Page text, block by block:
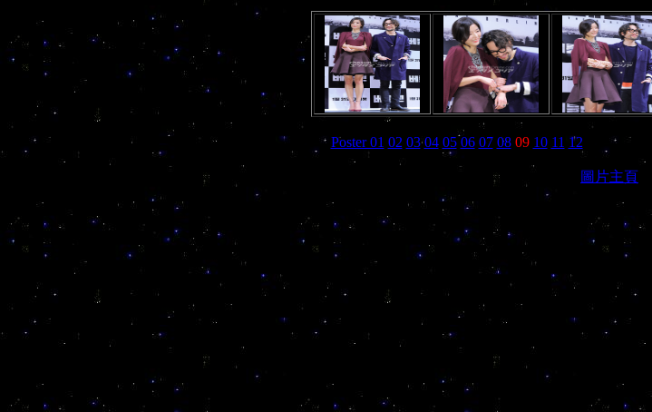
Poster 01 02 03 04 05 06 07 08 09 10 11 12
圖片主頁